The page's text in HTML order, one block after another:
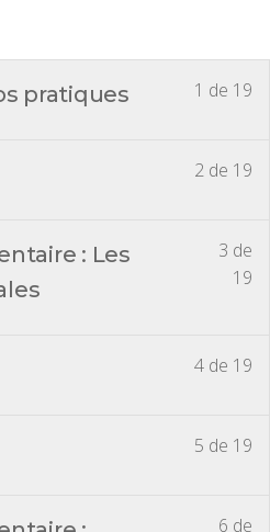
1 de 19
pratiques
2 de 19
3 de
19
: Les
4 de 19
5 de 19
6 de